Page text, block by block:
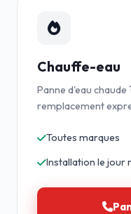
Chauffe-eau
Panne d'eau
remplacement
Toutes marques
Installation le jour